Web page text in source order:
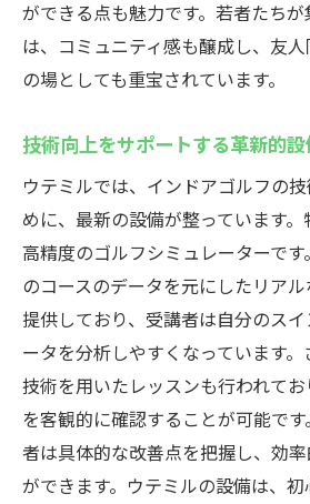
ができる点も魅力です。若者たち
は、コミュニティ感も醸成し、友
の場としても重宝されています。
技術向上をサポートする革新的
ウテミルでは、インドアゴルフの
めに、最新の設備が整っています。
高精度のゴルフシミュレーターで
のコースのデータを元にしたリア
提供しており、受講者は自分のス
ータを分析しやすくなっています
技術を用いたレッスンも行われて
を客観的に確認することが可能で
者は具体的な改善点を把握し、効
ができます。ウテミルの設備は、